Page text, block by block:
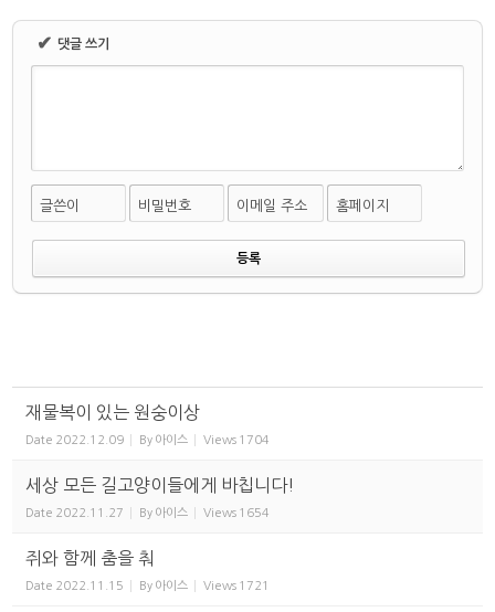
✔ 댓글 쓰기
글쓴이 비밀번호 이메일 주소 홈페이지
재물복이 있는 원숭이상
Date 2022.12.09 By 아이스 Views 1704
세상 모든 길고양이들에게 바칩니다!
Date 2022.11.27 By 아이스 Views 1654
쥐와 함께 춤을 춰
Date 2022.11.15 By 아이스 Views 1721